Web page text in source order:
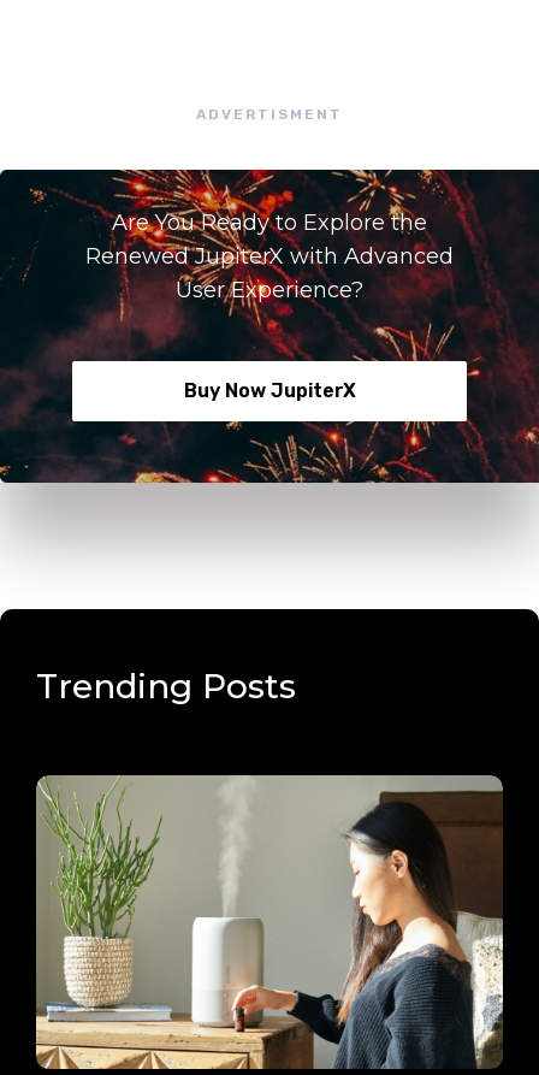
ADVERTISMENT
Are You Ready to Explore the
Renewed JupiterX with Advanced
User Experience?
Buy Now JupiterX
Trending Posts